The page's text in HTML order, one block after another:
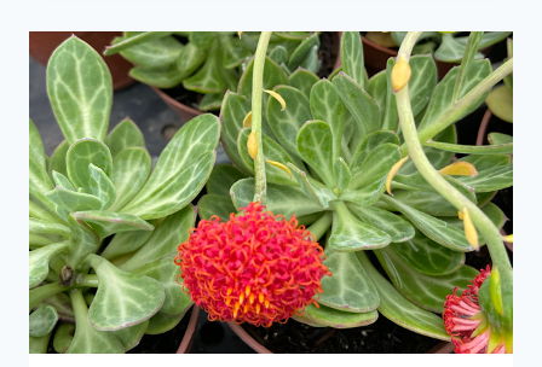
UM
DOS
GÊNEROS
MAIS
FASCINANTES
ENTRE
AS
SUCULENTAS